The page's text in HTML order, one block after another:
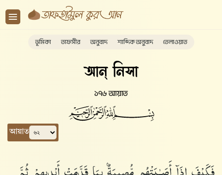
ভূমিকা তাফসীর অনুবাদ শাব্দিক অনুবাদ তেলাওয়াত
আন্ নিসা
১৭৬ আয়াত
আয়াত